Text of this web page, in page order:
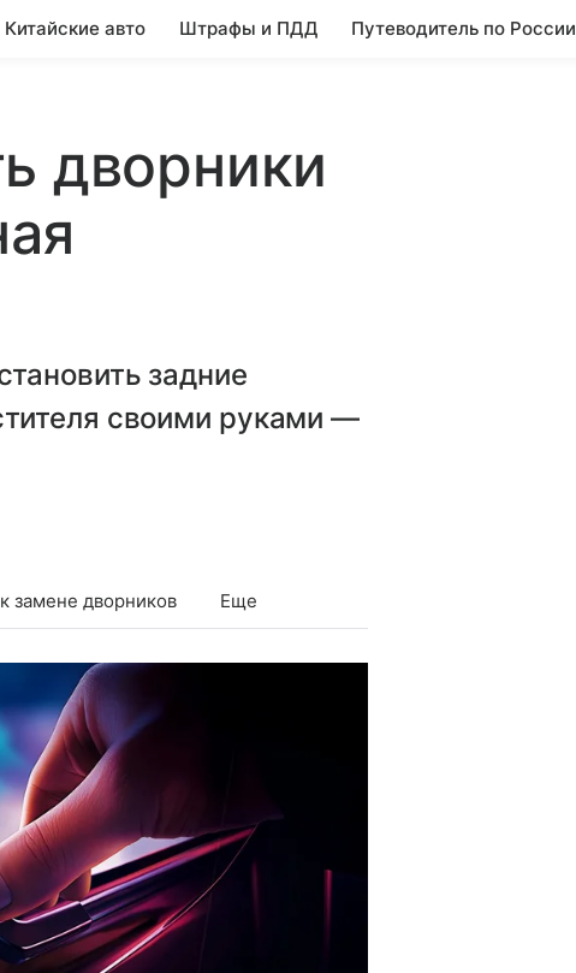
Китайские авто Штрафы и ПДД Путеводитель по России
дворники
задние
своими руками —
замене дворников Еще